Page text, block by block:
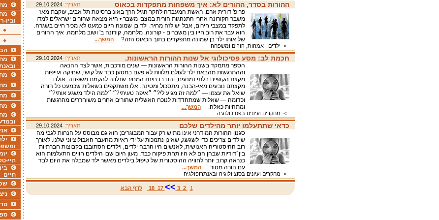
ההורות בסדר, ההורים לא: איך משפחות מתפקדות בכאוס תאריך: 29.10.2024
פרופ' דורית ארם, ראשת המעבדה לחקר הגיל הרך באוניברסיטת תל אביב, עוקבת מאז
משבר הקורונה אחרי התנהגות הורית במצבי משבר • היא מצאה שהורים ישראלים למדו
לתפקד במצבי חירום, אבל יש לזה מחיר. ילד בן שמונה היום כמעט לא מכיר חיים בשגרה.
הוא עבר את רוב חייו בין משברים - קורונה, מלחמה, קורונה ב' ושוב מלחמה. איך ההורים
של אותו ילד בן שמונה מתפקדים בתוך הכאוס הזה?המשך...
> ילדים , אמהות, הורים ומשפחה
חכמת לב: מסע פסיכולוגי אל שנות ההורות הראשונות. תאריך: 29.10.2024
הספר מתמקד בשנות ההורות הראשונות — שנים מורכבות, אשר לצד ההנאה
וההתרגשות מהבאת ילד לעולם מלוּווֹת לא פעם במטען כבד של קושי, שחיקה ועייפות.
מקצת הקשיים בלתי נמנעים, והם בבחינת המחיר שנלווה להקמת משפחה. אולם
מקצתם נובעים מאי-הבנה, מתסכול ומטינה. אלו משתקפים בשאלות שכמעט כל הורה
שואל את עצמו — ״למה זה מגיע לי?״ ״איפה טעיתי?״ ״למה הילד משגע אותי?״
וכדומה — שאלות שמתחדדות לנוכח האשליה שהורים אחרים משוחררים מהרגשות
ומתהיות כאלה.המשך...
> מחקרים ועיונים בפסיכולוגיה
כדאי שתתעלמו יותר מהילדים שלכם תאריך: 29.10.2024
סגנון ההורות המודרני אינו מתיש רק עבור המבוגרים; הוא גם מבוסס על הנחות לגבי מה
שילדים צריכים כדי לשגשג, שאינן נתמכות על ידי ראיות מהעבר האבולוציוני שלנו. לאורך
רוב ההיסטוריה האנושית, לאנשים היו הרבה ילדים, וילדים הסתובבו בקבוצות חברתיות
בין־דוריות שבהן הם לא היו תחת פיקוח כבד. מעון היום שבו הילדים חווים התעלמות הוא
כנראה קרוב יותר לחוויה ההיסטורית של טיפול בילדים מאשר ילד שמבלה את היום לבד
עם הורה מסור.המשך...
> מחקרים ועיונים בסוציולוגיה ובאנתרופולגיה
1
2
3
>>
17
18 לדף הבא
וביו-
היי-
חיים